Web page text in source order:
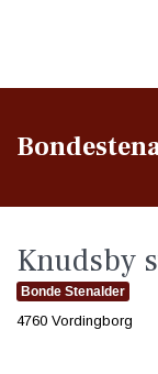
Knudsby
Bonde Stenalder
4760 Vordingborg